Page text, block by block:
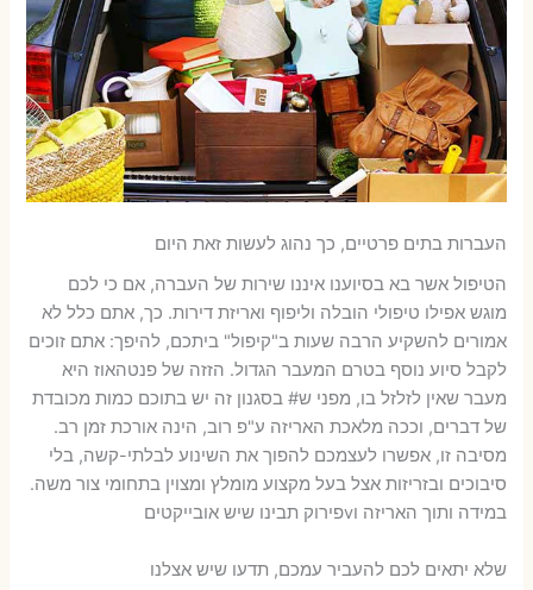
העברות בתים פרטיים, כך נהוג לעשות זאת היום
הטיפול אשר בא בסיוענו איננו שירות של העברה, אם כי לכם
מוגש אפילו טיפולי הובלה וליפוף ואריזת דירות. כך, אתם כלל לא
אמורים להשקיע הרבה שעות ב"קיפול" ביתכם, להיפך: אתם זוכים
לקבל סיוע נוסף בטרם המעבר הגדול. הזזה של פנטהאוז היא
מעבר שאין לזלזל בו, מפני ש# בסגנון זה יש בתוכם כמות מכובדת
של דברים, וככה מלאכת האריזה ע"פ רוב, הינה אורכת זמן רב.
מסיבה זו, אפשרו לעצמכם להפוך את השינוע לבלתי-קשה, בלי
סיבוכים ובזריזות אצל בעל מקצוע מומלץ ומצוין בתחומי צור משה.
במידה ותוך האריזה וvפירוק תבינו שיש אובייקטים
שלא יתאים לכם להעביר עמכם, תדעו שיש אצלנו